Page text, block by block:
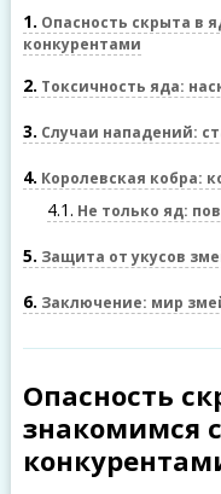
1 Опасность скрыта в
конкурентами
2 Токсичность яда:
3 Случаи нападений:
4 Королевская кобра:
4.1 Не только яд:
5 Защита от укусов
6 Заключение: мир
Опасность
знакомимся